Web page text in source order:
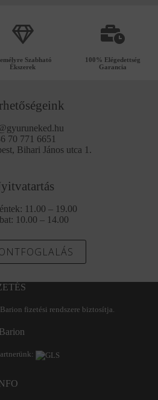
Szabható
Ékszerek
100% Elégedettség
Garancia
70 771 6651
Bihari János utca 1.
11.00 – 19.00
10.00 – 14.00
fizetési rendszere biztosítja.